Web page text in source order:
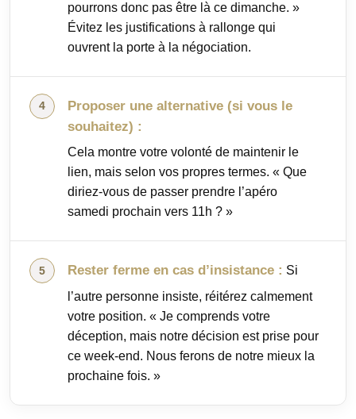
pourrons donc pas être là ce dimanche. »
Évitez les justifications à rallonge qui
ouvrent la porte à la négociation.
Proposer une alternative (si vous le
souhaitez) :
Cela montre votre volonté de maintenir le
lien, mais selon vos propres termes. « Que
diriez-vous de passer prendre l’apéro
samedi prochain vers 11h ? »
Rester ferme en cas d’insistance : Si
l’autre personne insiste, réitérez calmement
votre position. « Je comprends votre
déception, mais notre décision est prise pour
ce week-end. Nous ferons de notre mieux la
prochaine fois. »